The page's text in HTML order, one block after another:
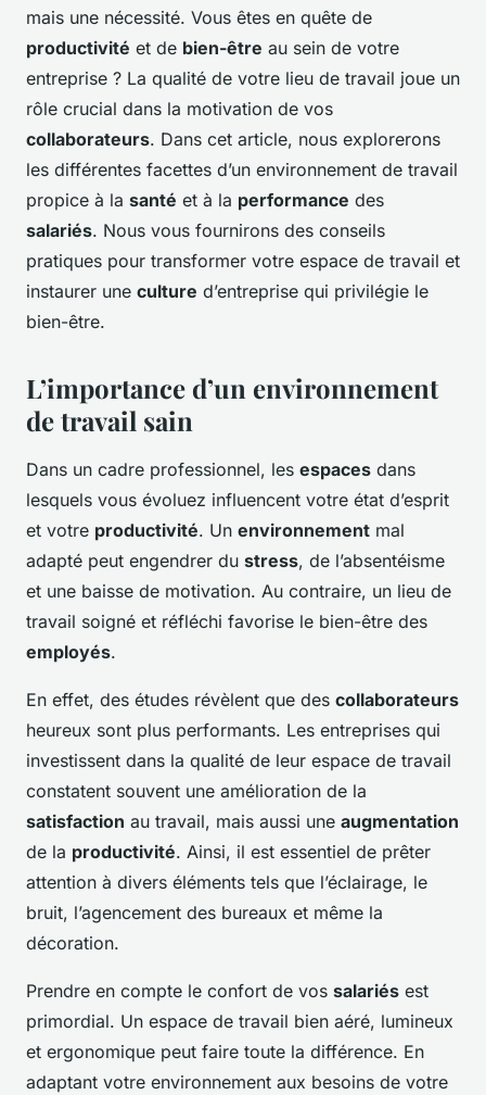
mais une nécessité. Vous êtes en quête de
productivité et de bien-être au sein de votre
entreprise ? La qualité de votre lieu de travail joue un
rôle crucial dans la motivation de vos
collaborateurs. Dans cet article, nous explorerons
les différentes facettes d’un environnement de travail
propice à la santé et à la performance des
salariés. Nous vous fournirons des conseils
pratiques pour transformer votre espace de travail et
instaurer une culture d’entreprise qui privilégie le
bien-être.
L’importance d’un environnement
de travail sain
Dans un cadre professionnel, les espaces dans
lesquels vous évoluez influencent votre état d’esprit
et votre productivité. Un environnement mal
adapté peut engendrer du stress, de l’absentéisme
et une baisse de motivation. Au contraire, un lieu de
travail soigné et réfléchi favorise le bien-être des
employés.
En effet, des études révèlent que des collaborateurs
heureux sont plus performants. Les entreprises qui
investissent dans la qualité de leur espace de travail
constatent souvent une amélioration de la
satisfaction au travail, mais aussi une augmentation
de la productivité. Ainsi, il est essentiel de prêter
attention à divers éléments tels que l’éclairage, le
bruit, l’agencement des bureaux et même la
décoration.
Prendre en compte le confort de vos salariés est
primordial. Un espace de travail bien aéré, lumineux
et ergonomique peut faire toute la différence. En
adaptant votre environnement aux besoins de votre